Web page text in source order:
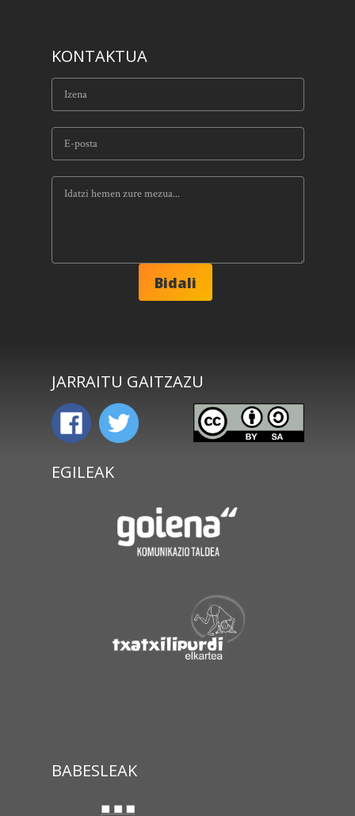
KONTAKTUA
JARRAITU GAITZAZU
EGILEAK
BABESLEAK